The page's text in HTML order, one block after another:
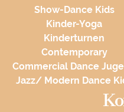
Show-Dance Kids
Kinder-Yoga
Kinderturnen
Contemporary
Commercial Dance
Jazz/ Modern Dance